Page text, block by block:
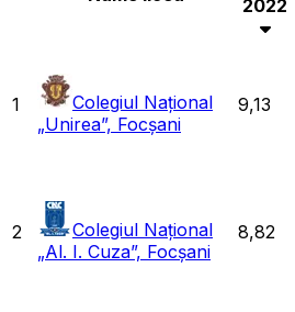
2022
1
Colegiul Național
„Unirea”, Focșani
9,13
2
Colegiul Național
„Al. I. Cuza”, Focșani
8,82